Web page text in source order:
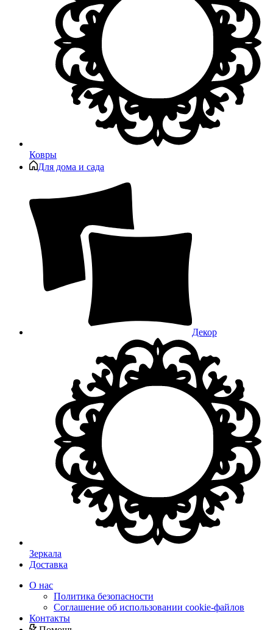
Ковры
Для дома и сада
Декор
Зеркала
Доставка
О нас
Политика безопасности
Соглашение об использовании cookie-файлов
Контакты